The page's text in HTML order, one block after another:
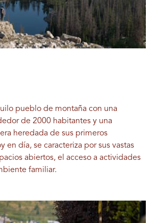
pueblo de montaña con una
de 2000 habitantes y una
heredada de sus primeros
en día, se caracteriza por sus vastas
abiertos, el acceso a actividades
familiar.